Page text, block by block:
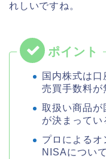
れしいですね。
国内株式は
売買手数料が
取扱い商品が
が決まってい
プロによるオ
NISAについ